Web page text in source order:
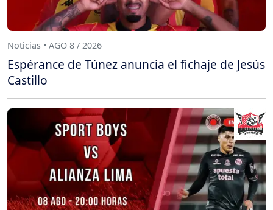
Noticias • AGO 8 / 2026
Espérance de Túnez anuncia el fichaje de Jesús
Castillo